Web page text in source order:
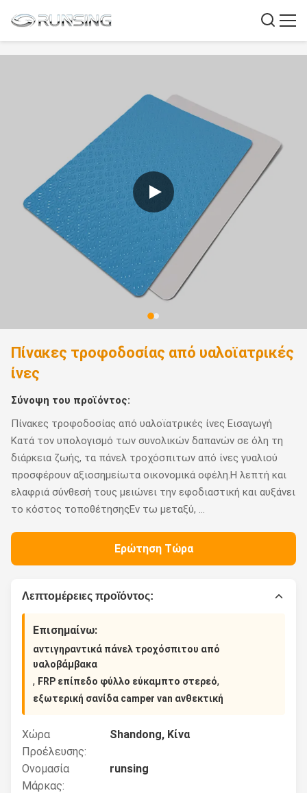
Πίνακες τροφοδοσίας από υαλοϊατρικές
ίνες
Σύνοψη του προϊόντος:
Πίνακες τροφοδοσίας από υαλοϊατρικές ίνες Εισαγωγή
Κατά τον υπολογισμό των συνολικών δαπανών σε όλη τη
διάρκεια ζωής, τα πάνελ τροχόσπιτων από ίνες γυαλιού
προσφέρουν αξιοσημείωτα οικονομικά οφέλη.Η λεπτή και
ελαφριά σύνθεσή τους μειώνει την εφοδιαστική και αυξάνει
το κόστος τοποθέτησηςΕν τω μεταξύ, ...
Ερώτηση Τώρα
Λεπτομέρειες προϊόντος:
Επισημαίνω:
αντιγηραντικά πάνελ τροχόσπιτου από
υαλοβάμβακα
, FRP επίπεδο φύλλο εύκαμπτο στερεό,
εξωτερική σανίδα camper van ανθεκτική
Χώρα
Προέλευσης:
Shandong, Κίνα
Ονομασία
Μάρκας:
runsing